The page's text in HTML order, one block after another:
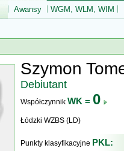
Awansy WGM, WLM, WIM
Szymon
Debiutant
Współczynnik WK = 0
Łódzki WZBS (LD)
Punkty klasyfikacyjne PKL: